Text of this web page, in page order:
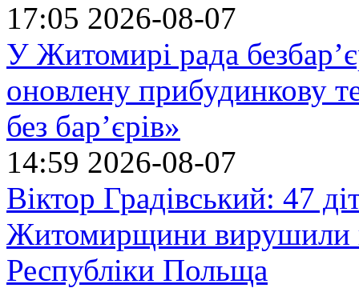
17:05 2026-08-07
У Житомирі рада
оновлену прибудинкову
без бар’єрів»
14:59 2026-08-07
Віктор Градівський: 47
Житомирщини вирушили
Республіки Польща